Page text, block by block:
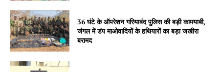
36 घंटे के ऑपरेशन गरियाबंद पुलिस की बड़ी कामयाबी,
जंगल में डंप माओवादियों के हथियारों का बड़ा जखीरा
बरामद